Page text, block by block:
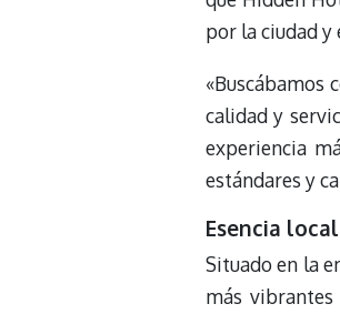
por la ciudad y
«Buscábamos
calidad y
experiencia
estándares y
Esencia
Situado en la
más vibrantes